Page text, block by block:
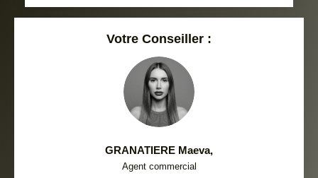
Votre Conseiller :
GRANATIERE Maeva,
Agent commercial